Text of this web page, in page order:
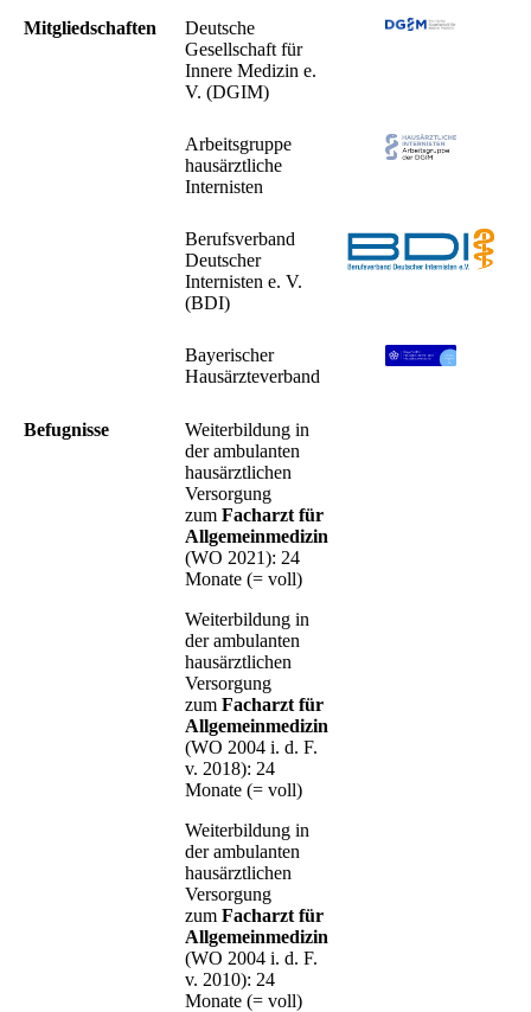
Mitgliedschaften
Deutsche
Gesellschaft für
Innere Medizin e.
V. (DGIM)
Arbeitsgruppe
hausärztliche
Internisten
Berufsverband
Deutscher
Internisten e. V.
(BDI)
Bayerischer
Hausärzteverband
Befugnisse
Weiterbildung in
der ambulanten
hausärztlichen
Versorgung
zum Facharzt für
Allgemeinmedizin
(WO 2021): 24
Monate (= voll)
Weiterbildung in
der ambulanten
hausärztlichen
Versorgung
zum Facharzt für
Allgemeinmedizin
(WO 2004 i. d. F.
v. 2018): 24
Monate (= voll)
Weiterbildung in
der ambulanten
hausärztlichen
Versorgung
zum Facharzt für
Allgemeinmedizin
(WO 2004 i. d. F.
v. 2010): 24
Monate (= voll)